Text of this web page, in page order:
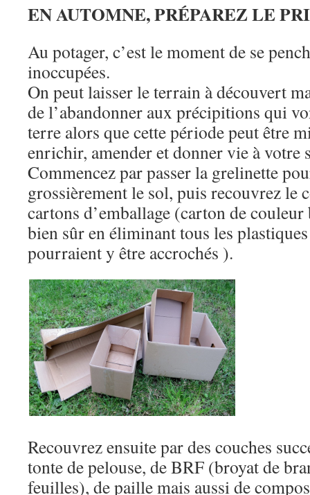
EN AUTOMNE, PRÉPAREZ LE
Au potager, c’est le moment de se
inoccupées.
On peut laisser le terrain à découvert
de l’abandonner aux précipitions qui
terre alors que cette période peut être
enrichir, amender et donner vie à votre
Commencez par passer la grelinette
grossièrement le sol, puis recouvrez le
cartons d’emballage (carton de
bien sûr en éliminant tous les
pourraient y être accrochés ).
Recouvrez ensuite par des couches
tonte de pelouse, de BRF (broyat de
feuilles), de paille mais aussi de